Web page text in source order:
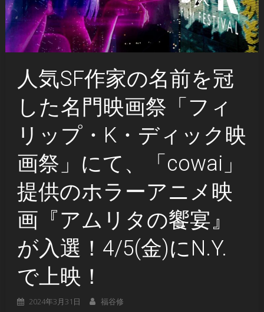
人気SF作家の名前を冠
した名門映画祭「フィ
リップ・K・ディック映
画祭」にて、「cowai」
提供のホラーアニメ映
画『アムリタの饗宴』
が入選！4/5(金)にN.Y.
で上映！
2024年3月31日 福谷修